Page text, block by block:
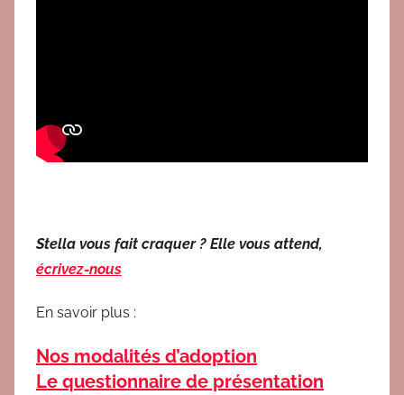
Stella vous fait craquer ? Elle vous attend,
écrivez-nous
En savoir plus :
Nos modalités d’adoption
Le questionnaire de présentation